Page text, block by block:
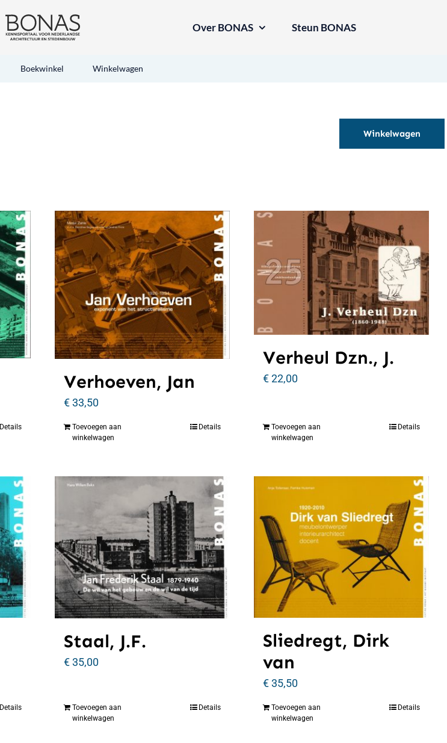
Over BONAS Steun BONAS
Boekwinkel Winkelwagen
Winkelwagen
Details
Verhoeven, Jan
€33,50
Toevoegen aan
winkelwagen
Details
Verheul Dzn., J.
€22,00
Toevoegen aan
winkelwagen
Details
Details
Staal, J.F.
€35,00
Toevoegen aan
winkelwagen
Details
Sliedregt, Dirk
van
€35,50
Toevoegen aan
winkelwagen
Details